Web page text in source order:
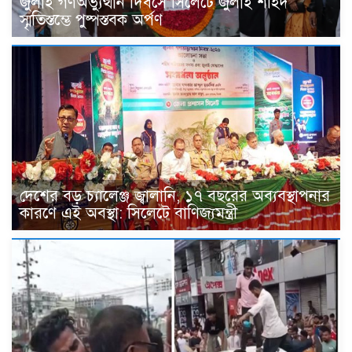
স্মৃতিস্তম্ভে পুষ্পস্তবক অর্পণ
দেশের বড় চ্যালেঞ্জ জ্বালানি, ১৭ বছরের অব্যবস্থাপনার
কারণে এই অবস্থা: সিলেটে বাণিজ্যমন্ত্রী